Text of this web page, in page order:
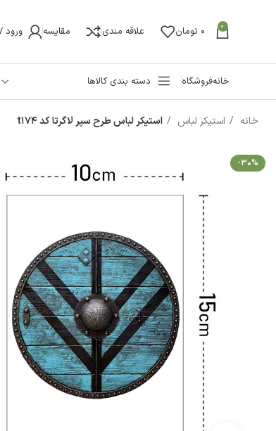
0
0 تومان علاقه مندی مقایسه
ورود
خانهفروشگاه دسته بندی کالاها
خانه استیکر لباس استیکر لباس طرح سپر لاگرتا کد t174
-30%